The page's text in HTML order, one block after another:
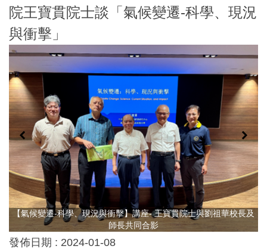
院王寶貫院士談「氣候變遷-科學、現況
與衝擊」
【氣候變遷-科學、現況與衝擊】講座- 王寶貫院士與劉祖華校長及
師長共同合影
發佈日期 : 2024-01-08